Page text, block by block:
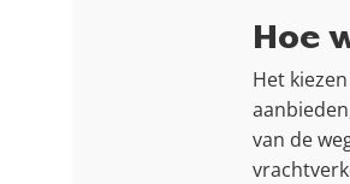
Hoe
Het
van de